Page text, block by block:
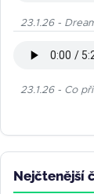
23.1.26 -
23.1.26 - Co
Nejčtenější